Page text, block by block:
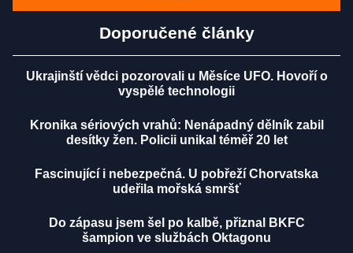
Doporučené články
Ukrajinští vědci pozorovali u Měsíce UFO. Hovoří o
vyspělé technologii
Kronika sériových vrahů: Nenápadný dělník zabil
desítky žen. Policii unikal téměř 20 let
Fascinující i nebezpečná. U pobřeží Chorvatska
udeřila mořská smršť
Do zápasu jsem šel po kalbě, přiznal BKFC
šampion ve službách Oktagonu